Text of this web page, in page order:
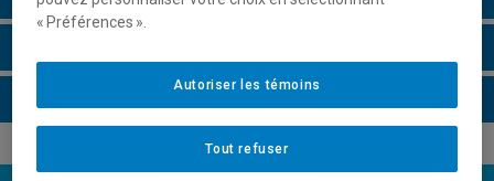
« Préférences ».
Tout refuser
Autoriser les témoins